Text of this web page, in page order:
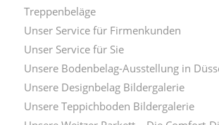
Treppenbeläge
Unser Service für Firmenkunden
Unser Service für Sie
Unsere Bodenbelag-Ausstellung in
Unsere Designbelag Bildergalerie
Unsere Teppichboden Bildergalerie